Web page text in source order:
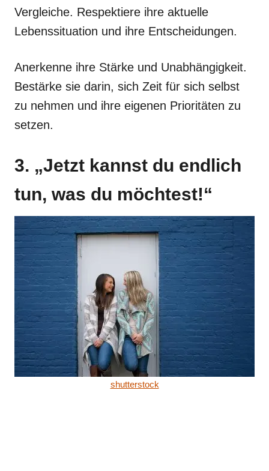
Vergleiche. Respektiere ihre aktuelle
Lebenssituation und ihre Entscheidungen.
Anerkenne ihre Stärke und Unabhängigkeit.
Bestärke sie darin, sich Zeit für sich selbst
zu nehmen und ihre eigenen Prioritäten zu
setzen.
3. „Jetzt kannst du endlich
tun, was du möchtest!“
shutterstock